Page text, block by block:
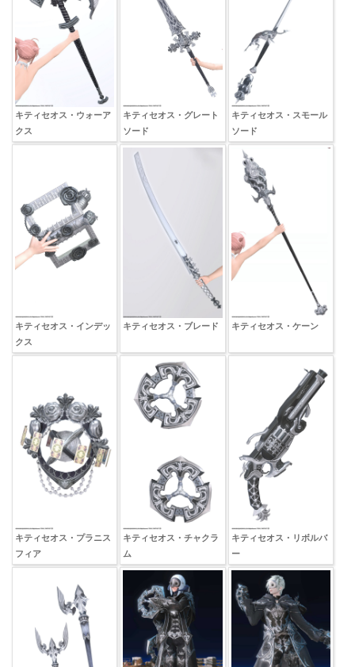
キティセオス・ウォーア
クス
キティセオス・グレート
ソード
キティセオス・スモール
ソード
キティセオス・インデッ
クス
キティセオス・ブレード キティセオス・ケーン
キティセオス・プラニス
フィア
キティセオス・チャクラ
ム
キティセオス・リボルバ
ー